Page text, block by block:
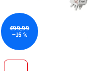
€99,99
–15 %